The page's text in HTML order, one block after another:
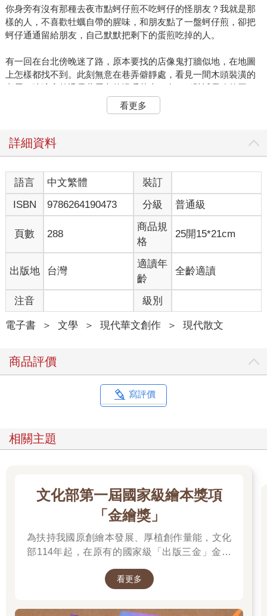
你身旁有沒有那種去夜市點蚵仔煎不吃蚵仔的怪朋友？我就是那
樣的人，不喜歡牡蠣自帶的腥味，和朋友點了一盤蚵仔煎，卻把
蚵仔通通留給朋友，自己默默把剩下的蛋煎吃掉的人。
有一回在台北傍晚迷了路，原本要找的店像鬼打牆似地，在地圖
上怎樣都找不到。此刻無意在巷弄僻靜處，看見一間木頭裝潢的
老屋，玻璃窗外透露著屋內的溫暖黃光，有一種貼近靈魂的召
喚。索性不看google評價，就算踩雷又怎樣，偶然和巧合，生命
老屋賣的是現點現做的日式料理，價格出乎想像地親民。點了蓋
菜單上有「炸牡蠣」這道餐點。平常我是不吃牡蠣的，但上面特
別提到每日限量，不知為何讓人心中湧起了一種「相遇只為此」
的念頭。餐點送來後，好吃極了啊，真不愧一天只有十盤。
炸得酥脆的麵衣裡，有顆軟嫩熱烈的心。人到哀戚中年，還可以
為一道看似平凡的食物，感到難以言喻的悸動，真不可思議啊！
記得曾經在某個故事裡讀到男主角從來不愛古典樂，在一間偶遇
的二手書店屋簷下躲雨。「這場雨應該很快就停」，他心想，此
刻卻無意聽見裡頭傳來了德布西的《月光》。
得哀愁而難以為繼時，他就會想起這樣的一場雨，和雨裡永遠的
德布西。
炸牡蠣和德布西會不會也是一樣的道理？看似卑微而平淡的日
聽到老派卡帶傳來的熟悉旋律，不必敲門，不必多禮，請快快進
倘若靈魂能共振，只因早是曲中人。
生來奔跑
十年後，毅然放棄所有，決心從事的一項計畫。
他的概念很簡單，把自己的進口房車賣了，再從積蓄中挖一大筆
但有這些還不夠，阿昌知道我對音響和唱片特別有研究，便請我
看更多
詳細資料
語言 中文繁體
裝訂
ISBN
9786264190473 分級 普通級
頁數 288
商品規
格
25開15*21cm
出版地 台灣
適讀年
齡
全齡適讀
注音 級別
電子書 ＞ 文學 ＞ 現代華文創作 ＞ 現代散文
商品評價
寫評價
相關主題
文化部第一屆國家級繪本獎項
「金繪獎」
為扶持我國原創繪本發展、厚植創作量能，文化
部114年起，在原有的國家級「出版三金」金鼎
獎、金漫獎、金典獎外，新增「金繪獎」，希望
促進台灣圖文出版的多元發展。獎項分為「特別
「跨域應用獎」、「年度繪本獎」，以及「金繪
看更多